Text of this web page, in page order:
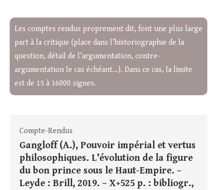
Les comptes rendus proprement dit, font une plus large
part à la critique (place dans l’historiographie de la
question, détail de l’argumentation, contre-
argumentation le cas échéant…). Dans ce cas, la limite
est de 15 à 16000 signes.
Compte-Rendus
Gangloff (A.), Pouvoir impérial et vertus
philosophiques. L’évolution de la figure
du bon prince sous le Haut-Empire. –
Leyde : Brill, 2019. – X+525 p. : bibliogr.,